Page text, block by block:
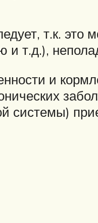
т.к. это
т.д.),
и
системы)